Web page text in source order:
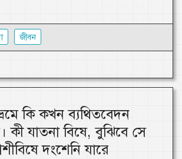
জীবন
কি কখন ব্যথিতবেদন
কী যাতনা বিষে, বুঝিবে সে
দংশেনি যারে